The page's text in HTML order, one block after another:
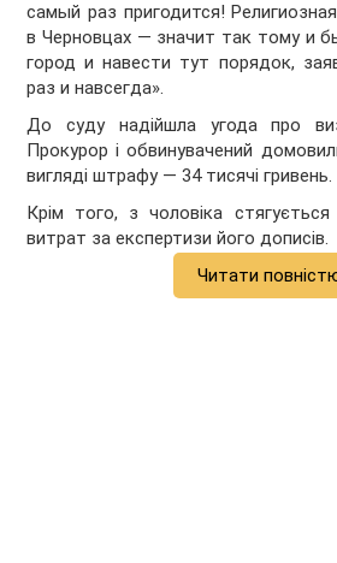
самый раз пригодится!
в Черновцах — значит так тому и
город и навести тут порядок,
раз и навсегда».
До суду надійшла угода про
Прокурор і обвинувачений
вигляді штрафу — 34 тисячі гривень.
Крім того, з чоловіка стягується
витрат за експертизи його дописів.
Читати